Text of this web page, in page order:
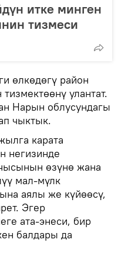
итке минген
тизмеси
өлкөдөгү район
улантат.
Нарын облусундагы
чыктык.
карата
негизинде
өзүнө жана
мал-мүлк
аялы же күйөөсү,
Эгер
ата-энеси, бир
балдары да